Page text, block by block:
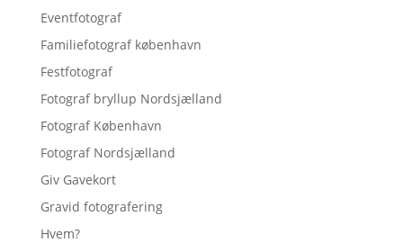
Eventfotograf
Familiefotograf københavn
Festfotograf
Fotograf bryllup Nordsjælland
Fotograf København
Fotograf Nordsjælland
Giv Gavekort
Gravid fotografering
Hvem?